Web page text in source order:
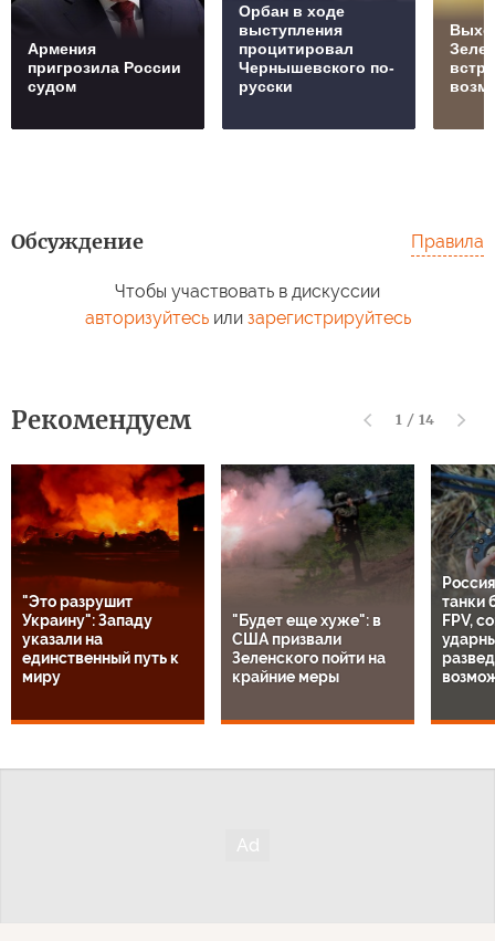
Армения
пригрозила России
судом
Орбан в ходе
выступления
процитировал
Чернышевского по-
русски
Обсуждение Правила
Чтобы участвовать в дискуссии
авторизуйтесьили зарегистрируйтесь
Рекомендуем 1 / 14
"Это разрушит
Украину": Западу
указали на
единственный путь к
миру
"Будет еще хуже": в
США призвали
Зеленского пойти на
крайние меры
танки
FPV,